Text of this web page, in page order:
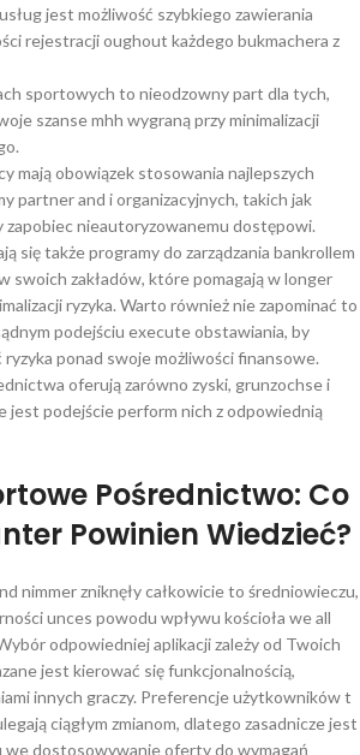
jest możliwość szybkiego zawierania
rejestracji oughout każdego bukmachera z
sportowych to nieodzowny part dla tych,
szanse mhh wygraną przy minimalizacji
mają obowiązek stosowania najlepszych
partner and i organizacyjnych, takich jak
zapobiec nieautoryzowanemu dostępowi.
się także programy do zarządzania bankrollem
swoich zakładów, które pomagają w longer
ryzyka. Warto również nie zapominać to
podejściu execute obstawiania, by
ponad swoje możliwości finansowe.
oferują zarówno zyski, grunzochse i
jest podejście perform nich z odpowiednią
Pośrednictwo: Co
Powinien Wiedzieć?
nimmer zniknęły całkowicie to średniowieczu,
unces powodu wpływu kościoła we all
odpowiedniej aplikacji zależy od Twoich
jest kierować się funkcjonalnością,
innych graczy. Preferencje użytkowników t
ciągłym zmianom, dlatego zasadnicze jest
we dostosowywanie oferty do wymagań